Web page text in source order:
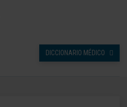
DICCIONARIO MÉDICO